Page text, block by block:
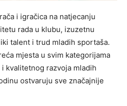
i igračica na natjecanju
rada u klubu, izuzetnu
talent i trud mladih sportaša.
mjesta u svim kategorijama
kvalitetnog razvoja mladih
ostvaruju sve značajnije